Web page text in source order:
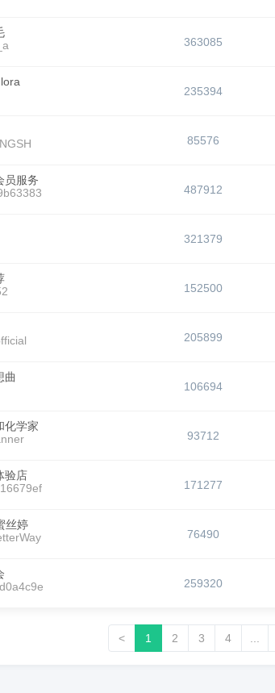
363085
235394
85576
员服务
487912
321379
152500
205899
曲
106694
化学家
93712
验店
171277
丝婷
76490
259320
< 1 2 3 4